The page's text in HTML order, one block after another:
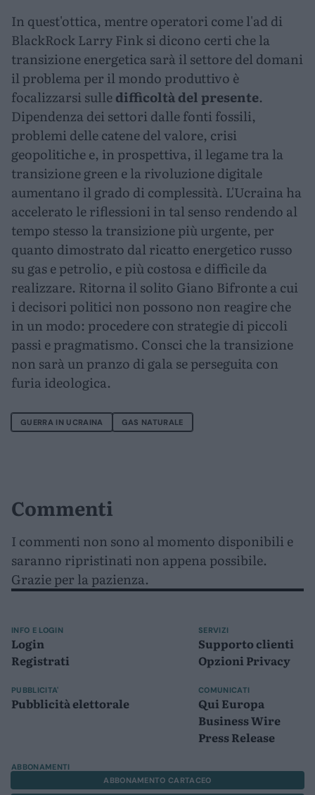
In quest'ottica, mentre operatori come l'ad di
BlackRock Larry Fink si dicono certi che la
transizione energetica sarà il settore del domani
il problema per il mondo produttivo è
focalizzarsi sulledifficoltà del presente.
Dipendenza dei settori dalle fonti fossili,
problemi delle catene del valore, crisi
geopolitiche e, in prospettiva, il legame tra la
transizione green e la rivoluzione digitale
aumentano il grado di complessità. L'Ucraina ha
accelerato le riflessioni in tal senso rendendo al
tempo stesso la transizione più urgente, per
quanto dimostrato dal ricatto energetico russo
su gas e petrolio, e più costosa e difficile da
realizzare. Ritorna il solito Giano Bifronte a cui
i decisori politici non possono non reagire che
in un modo: procedere con strategie di piccoli
passi e pragmatismo. Consci che la transizione
non sarà un pranzo di gala se perseguita con
furia ideologica.
GUERRA IN UCRAINA GAS NATURALE
Commenti
I commenti non sono al momento disponibili e
saranno ripristinati non appena possibile.
Grazie per la pazienza.
INFO E LOGIN
Login
Registrati
SERVIZI
Supporto clienti
Opzioni Privacy
PUBBLICITA'
Pubblicità elettorale
COMUNICATI
Qui Europa
Business Wire
Press Release
ABBONAMENTI
ABBONAMENTO CARTACEO